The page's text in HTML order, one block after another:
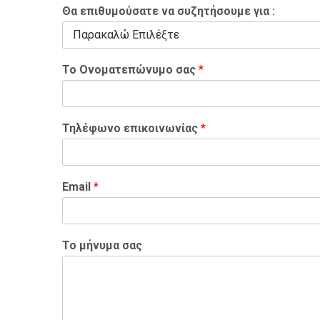
Θα επιθυμούσατε να συζητήσουμε για :
Το Ονοματεπώνυμο σας *
Τηλέφωνο επικοινωνίας *
Email *
Το μήνυμα σας